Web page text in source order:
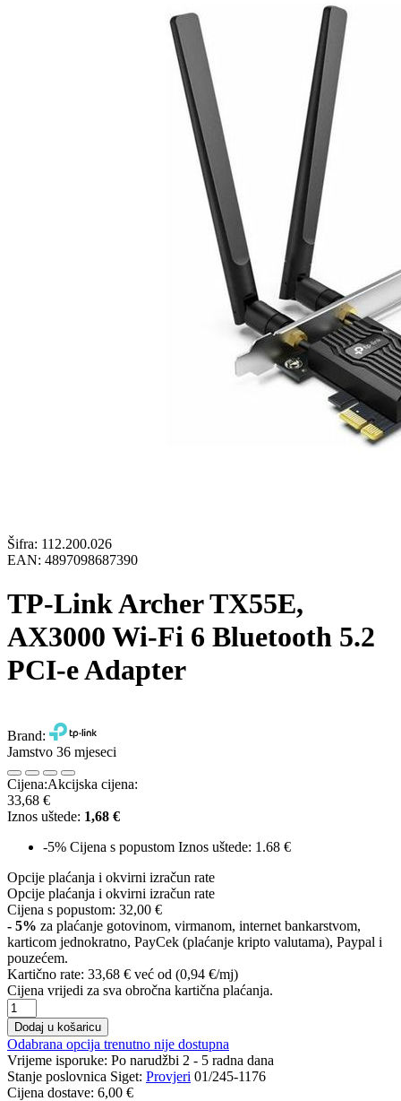
Šifra: 112.200.026
EAN: 4897098687390
TP-Link Archer TX55E,
AX3000 Wi-Fi 6 Bluetooth 5.2
PCI-e Adapter
Brand:
Jamstvo 36 mjeseci
Cijena:Akcijska cijena:
33,68 €
Iznos uštede: 1,68 €
-5% Cijena s popustom Iznos uštede: 1.68 €
Opcije plaćanja i okvirni izračun rate
Opcije plaćanja i okvirni izračun rate
Cijena s popustom: 32,00 €
- 5% za plaćanje gotovinom, virmanom, internet bankarstvom,
karticom jednokratno, PayCek (plaćanje kripto valutama), Paypal i
pouzećem.
Kartično rate: 33,68 € već od (0,94 €/mj)
Cijena vrijedi za sva obročna kartična plaćanja.
Dodaj u košaricu
Odabrana opcija trenutno nije dostupna
Vrijeme isporuke: Po narudžbi 2 - 5 radna dana
Stanje poslovnica Siget: Provjeri 01/245-1176
Cijena dostave: 6,00 €